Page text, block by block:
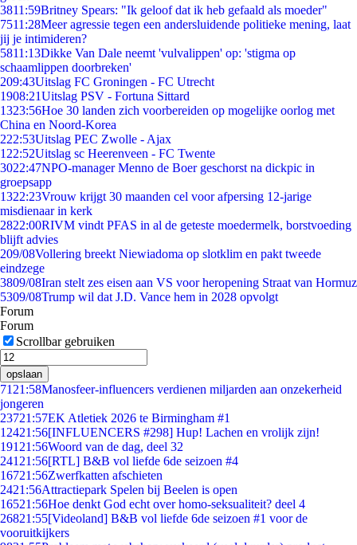
3811:59Britney Spears: "Ik geloof dat ik heb gefaald als moeder"
7511:28Meer agressie tegen een andersluidende politieke mening, laat
jij je intimideren?
5811:13Dikke Van Dale neemt 'vulvalippen' op: 'stigma op
schaamlippen doorbreken'
209:43Uitslag FC Groningen - FC Utrecht
1908:21Uitslag PSV - Fortuna Sittard
1323:56Hoe 30 landen zich voorbereiden op mogelijke oorlog met
China en Noord-Korea
222:53Uitslag PEC Zwolle - Ajax
1 22:52Uitslag sc Heerenveen - FC Twente
3022:47NPO-manager Menno de Boer geschorst na dickpic in
groepsapp
1322:23Vrouw krijgt 30 maanden cel voor afpersing 12-jarige
misdienaar in kerk
2822:00RIVM vindt PFAS in al de geteste moedermelk, borstvoeding
blijft advies
209/08Vollering breekt Niewiadoma op slotklim en pakt tweede
eindzege
3809/08Iran stelt zes eisen aan VS voor heropening Straat van Hormuz
5309/08Trump wil dat J.D. Vance hem in 2028 opvolgt
Forum
Forum
Scrollbar gebruiken
opslaan
71 21:58Manosfeer-influencers verdienen miljarden aan onzekerheid
jongeren
23721:57EK Atletiek 2026 te Birmingham #1
12421:56[INFLUENCERS #298] Hup! Lachen en vrolijk zijn!
191 21:56Woord van de dag, deel 32
241 21:56[RTL] B&B vol liefde 6de seizoen #4
16721:56Zwerfkatten afschieten
2421:56Attractiepark Spelen bij Beelen is open
16521:56Hoe denkt God echt over homo-seksualiteit? deel 4
26821:55[Videoland] B&B vol liefde 6de seizoen #1 voor de
vooruitkijkers